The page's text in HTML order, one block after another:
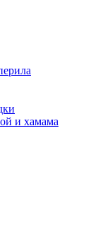
и хамама